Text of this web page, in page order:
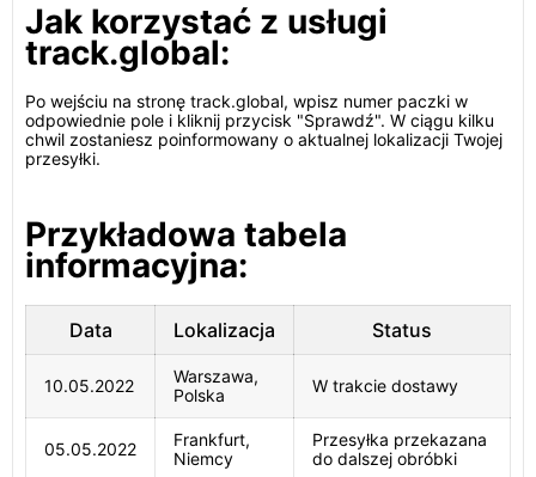
Jak korzystać z usługi
track.global:
Po wejściu na stronę track.global, wpisz numer paczki w
odpowiednie pole i kliknij przycisk "Sprawdź". W ciągu kilku
chwil zostaniesz poinformowany o aktualnej lokalizacji Twojej
przesyłki.
Przykładowa tabela
informacyjna:
Data Lokalizacja Status
10.05.2022
Warszawa,
Polska
W trakcie dostawy
05.05.2022
Frankfurt,
Niemcy
Przesyłka przekazana
do dalszej obróbki